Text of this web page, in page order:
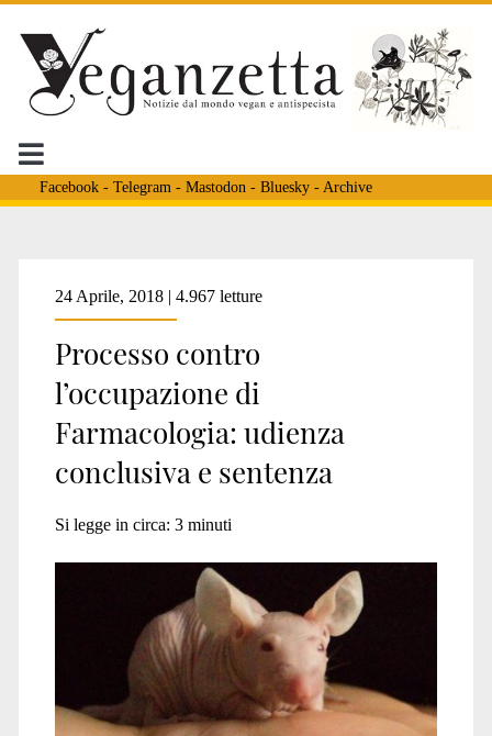
Facebook- Telegram - Mastodon - Bluesky- Archive
Tag:
<span>tribunale
milano</span>
24 Aprile, 2018 | 4.967 letture
Processo contro
l’occupazione di
Farmacologia: udienza
conclusiva e sentenza
Si legge in circa: 3 minuti